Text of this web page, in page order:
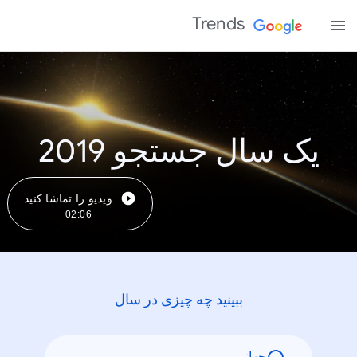
Trends
یک سال جستجو 2019
ویدیو را تماشا کنید
02:06
ببینید چه چیزی در سال